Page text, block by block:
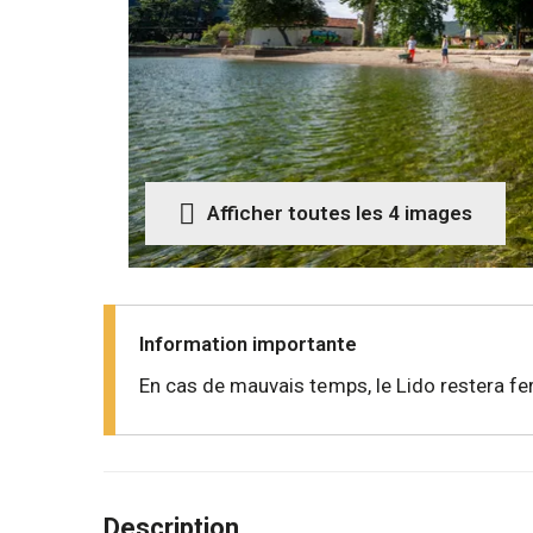
Afficher toutes les 4 images
Information importante
En cas de mauvais temps, le Lido restera